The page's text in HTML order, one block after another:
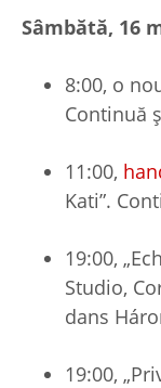
Sâmbătă, 16
8:00, o
Continuă
11:00,
Kati”.
19:00,
Studio,
dans
19:00,